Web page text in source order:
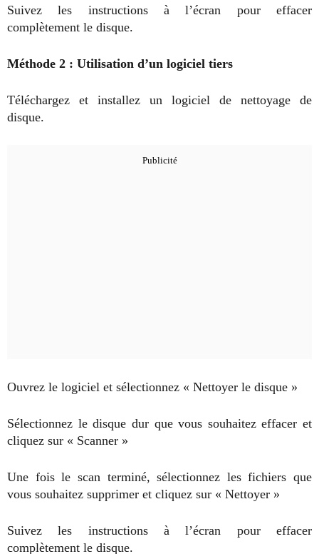
Suivez les instructions à l’écran pour effacer
complètement le disque.
Méthode 2 : Utilisation d’un logiciel tiers
Téléchargez et installez un logiciel de nettoyage de
disque.
Ouvrez le logiciel et sélectionnez « Nettoyer le disque »
Sélectionnez le disque dur que vous souhaitez effacer et
cliquez sur « Scanner »
Une fois le scan terminé, sélectionnez les fichiers que
vous souhaitez supprimer et cliquez sur « Nettoyer »
Suivez les instructions à l’écran pour effacer
complètement le disque.